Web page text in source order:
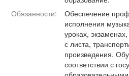
Афиша Обучение
Поздравления
Обязанности:
Обеспечение
исполнения
уроках,
с листа,
произведения.
соответствии с